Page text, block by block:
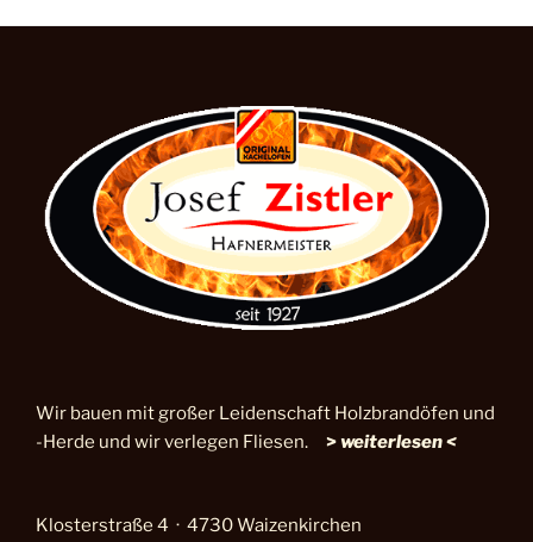
Wir bauen mit großer Leidenschaft Holzbrandöfen und
-Herde und wir verlegen Fliesen. >weiterlesen <
Klosterstraße 4 · 4730 Waizenkirchen